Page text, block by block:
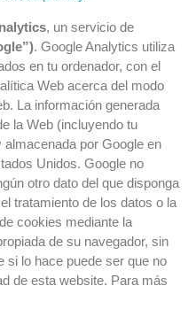
, un servicio de
. Google Analytics utiliza
en tu ordenador, con el
Web acerca del modo
La información generada
la Web (incluyendo tu
por Google en
Unidos. Google no
otro dato del que disponga
tratamiento de los datos o la
cookies mediante la
de su navegador, sin
si lo hace puede ser que no
de esta website. Para más